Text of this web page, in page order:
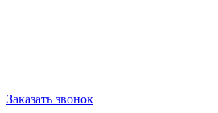
Заказать звонок